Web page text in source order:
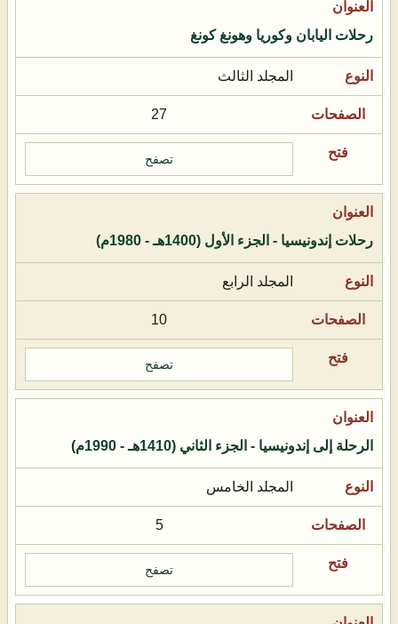
رحلات اليابان وكوريا وهونغ كونغ
المجلد الثالث
27
تصفح
رحلات إندونيسيا - الجزء الأول (1400هـ - 1980م)
المجلد الرابع
10
تصفح
الرحلة إلى إندونيسيا - الجزء الثاني (1410هـ - 1990م)
المجلد الخامس
5
تصفح